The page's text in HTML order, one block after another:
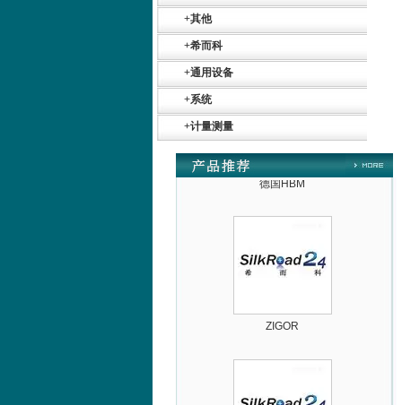
+其他
+希而科
+通用设备
+系统
+计量测量
Belimo SF24A-
MFT
德国HBM